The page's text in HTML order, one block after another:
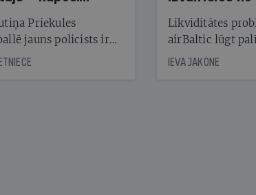
cena Priekulē
Priekules
jauns policists ir
cietumā, bet
pedagogs — kapos.
Likviditātes
airBaltic lūgt
obligāciju
samaksāt
kas jāpārskaita
pirms nākamās
IEVA JAKONE